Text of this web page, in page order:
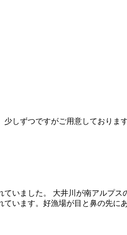
しずつですがご用意しておりま
いました。 大井川が南アルプ
います。好漁場が目と鼻の先に